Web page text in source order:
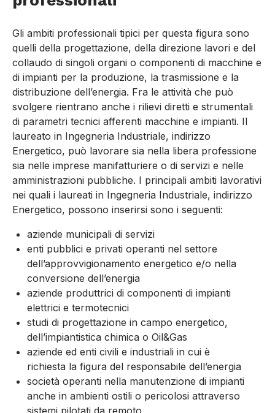
Gli ambiti professionali tipici per questa figura sono
quelli della progettazione, della direzione lavori e del
collaudo di singoli organi o componenti di macchine e
di impianti per la produzione, la trasmissione e la
distribuzione dell’energia. Fra le attività che può
svolgere rientrano anche i rilievi diretti e strumentali
di parametri tecnici afferenti macchine e impianti. Il
laureato in Ingegneria Industriale, indirizzo
Energetico, può lavorare sia nella libera professione
sia nelle imprese manifatturiere o di servizi e nelle
amministrazioni pubbliche. I principali ambiti lavorativi
nei quali i laureati in Ingegneria Industriale, indirizzo
Energetico, possono inserirsi sono i seguenti:
aziende municipali di servizi
enti pubblici e privati operanti nel settore
dell’approvvigionamento energetico e/o nella
conversione dell’energia
aziende produttrici di componenti di impianti
elettrici e termotecnici
studi di progettazione in campo energetico,
dell’impiantistica chimica o Oil&Gas
aziende ed enti civili e industriali in cui è
richiesta la figura del responsabile dell’energia
società operanti nella manutenzione di impianti
anche in ambienti ostili o pericolosi attraverso
sistemi pilotati da remoto.